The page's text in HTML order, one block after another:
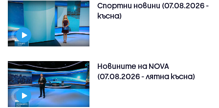
Спортни новини (07.08.2026 -
късна)
Новините на NOVA
(07.08.2026 - лятна късна)